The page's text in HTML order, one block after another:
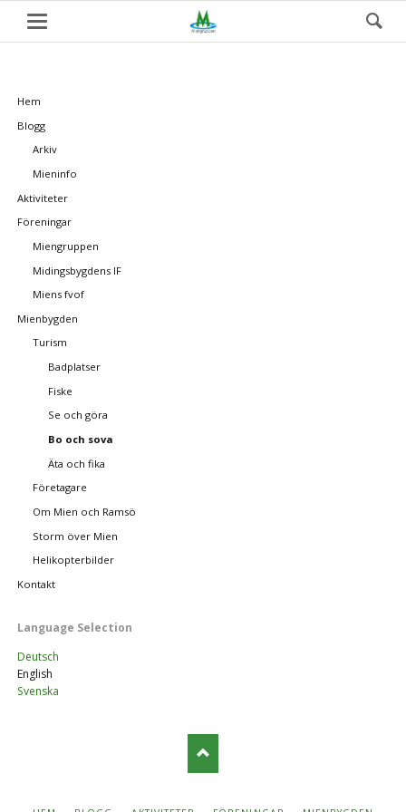
Skip
Hem
Blogg
Arkiv
Mieninfo
Aktiviteter
Föreningar
Miengruppen
Midingsbygdens IF
Miens fvof
Mienbygden
Turism
Badplatser
Fiske
Se och göra
Bo och sova
Äta och fika
Företagare
Om Mien och Ramsö
Storm över Mien
Helikopterbilder
Kontakt
Language Selection
Deutsch
English
Svenska
SKIP